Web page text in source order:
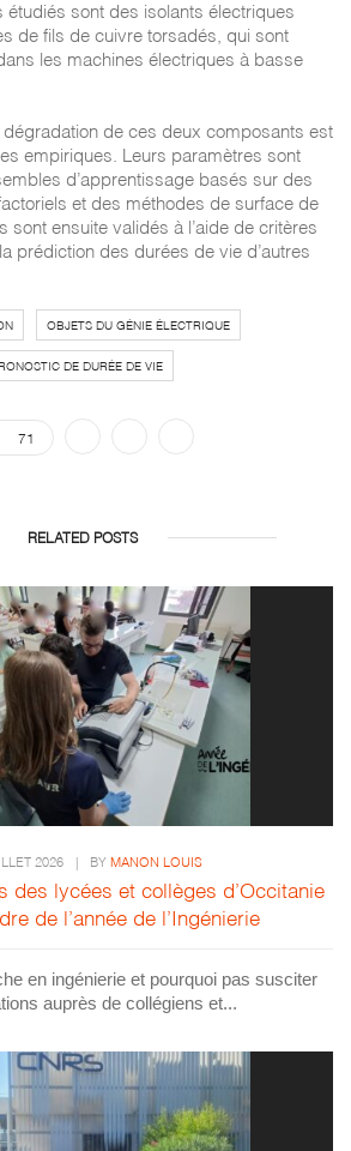
étudiés sont des isolants électriques
de fils de cuivre torsadés, qui sont
les machines électriques à basse
dégradation de ces deux composants est
empiriques. Leurs paramètres sont
d’apprentissage basés sur des
et des méthodes de surface de
sont ensuite validés à l’aide de critères
prédiction des durées de vie d’autres
OBJETS DU GÉNIE ÉLECTRIQUE
DE DURÉE DE VIE
71
RELATED POSTS
2026 BY MANON LOUIS
des lycées et collèges d’Occitanie
de l’année de l’Ingénierie
en ingénierie et pourquoi pas susciter
auprès de collégiens et...